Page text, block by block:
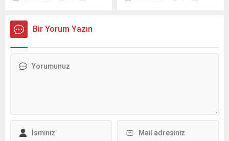
saatlerinde Nusaybin
Mahallesi mevkisindeki
uluslararası İpekyolu’nda
plakalı kek yüklü TIR,
çarparak devrildi. Kazada...
yaşındaki genç yaşamını
üzerine olay...
Bir Yorum Yazın